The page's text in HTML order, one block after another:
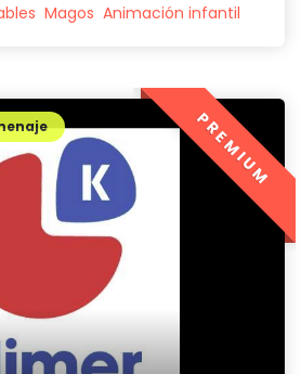
Magos Animación infantil
PREMIUM